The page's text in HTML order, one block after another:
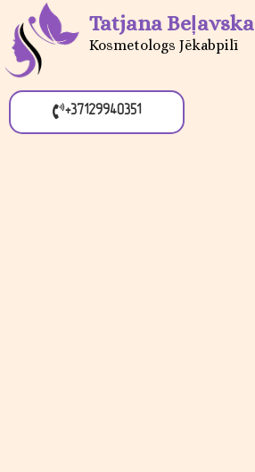
Tatjana Beļavska
Kosmetologs Jēkabpilī
+37129940351